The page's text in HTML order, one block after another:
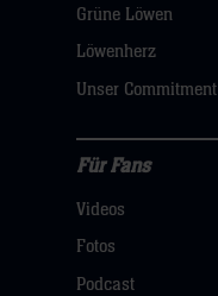
öffnen,
dann
hier
Grüne Löwen
Löwenherz
Unser Commitment
Fans
Navigation
öffnen,
Für Fans
Videos
Fotos
Podcast